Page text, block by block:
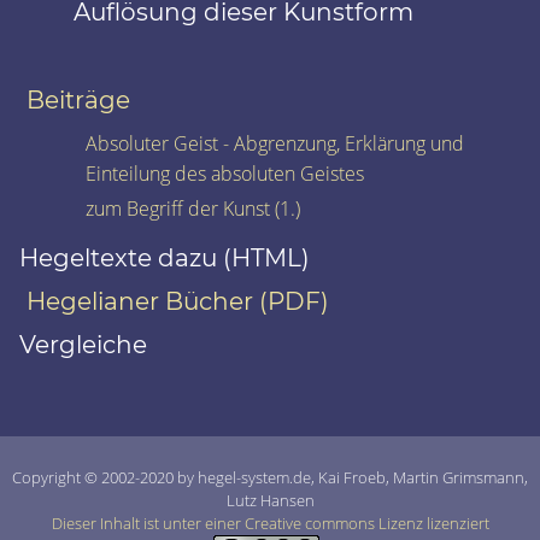
Auflösung dieser Kunstform
Beiträge
Absoluter Geist - Abgrenzung, Erklärung und
Einteilung des absoluten Geistes
zum Begriff der Kunst (1.)
Hegeltexte dazu (HTML)
Hegelianer Bücher (PDF)
Vergleiche
Copyright © 2002-2020 by hegel-system.de, Kai Froeb, Martin Grimsmann,
Lutz Hansen
Dieser Inhalt ist unter einer Creative commons Lizenz lizenziert